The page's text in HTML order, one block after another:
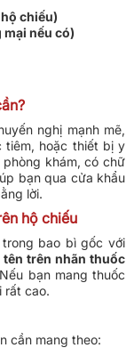
chiếu)
nếu có)
nghị mạnh mẽ,
tiêm, hoặc thiết bị y
khám, có chữ
bạn qua cửa khẩu
lời.
hộ chiếu
bao bì gốc với
tên trên nhãn thuốc
bạn mang thuốc
rất cao.
cần mang theo: